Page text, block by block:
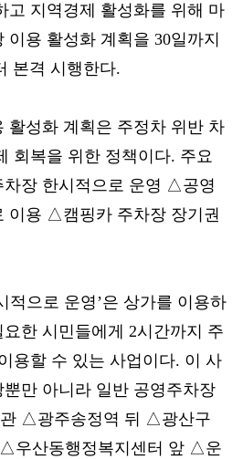
고 지역경제 활성화를 위해 마
이용 활성화 계획을 30일까지
본격 시행한다.
활성화 계획은 주정차 위반 차
회복을 위한 정책이다. 주요
장 한시적으로 운영 △공영
이용 △캠핑카 주차장 장기권
적으로 운영’은 상가를 이용하
한 시민들에게 2시간까지 주
용할 수 있는 사업이다. 이 사
만 아니라 일반 공영주차장
△광주송정역 뒤 △광산구
우산동행정복지센터 앞 △운